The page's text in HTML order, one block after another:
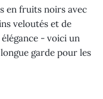
en fruits noirs avec
veloutés et de
- voici un
garde pour les